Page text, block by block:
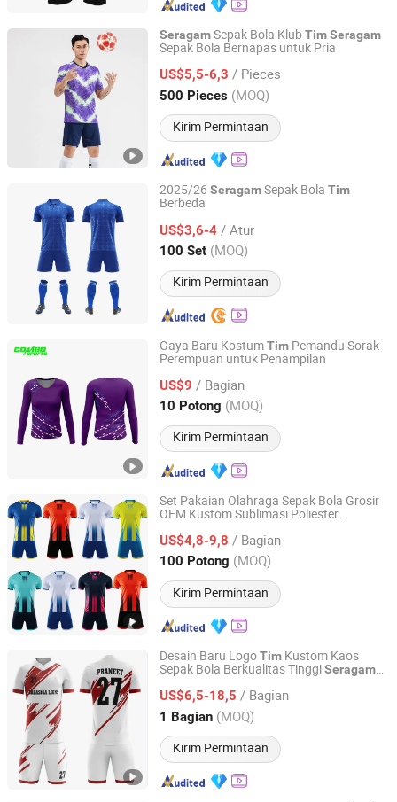
SeragamSepak Bola Klub TimSeragam
Sepak Bola Bernapas untuk Pria
US$5,5-6,3 / Pieces
500 Pieces (MOQ)
Kirim Permintaan
Xiamen Richtex Garments Co., Ltd
Fujian, China Harga mulai 2021
2025/26 SeragamSepak Bola Tim
Berbeda
US$3,6-4 / Atur
100 Set (MOQ)
Kirim Permintaan
Yiwu Sifan Import & Export Co., Ltd.
Zhejiang, China Harga mulai 2008
Gaya Baru KostumTim Pemandu Sorak
Perempuan untuk Penampilan
US$9 / Bagian
10 Potong (MOQ)
Kirim Permintaan
Chuzhou Combo Sports Co., Ltd.
Anhui, China Harga mulai 2022
Set Pakaian Olahraga Sepak Bola Grosir
OEM Kustom Sublimasi Poliester
US$4,8-9,8 / Bagian
100 Potong (MOQ)
Kirim Permintaan
GANZHOU BESTEAM INTERNATIONAL CO.,LTD
Jiangxi, China Harga mulai 2025
Desain Baru LogoTim Kustom Kaos
Sepak Bola Berkualitas TinggiSeragam
US$6,5-18,5 / Bagian
1 Bagian (MOQ)
Kirim Permintaan
Shenzhen Shengda Garment Co., Ltd
Guangdong, China Harga mulai 2022